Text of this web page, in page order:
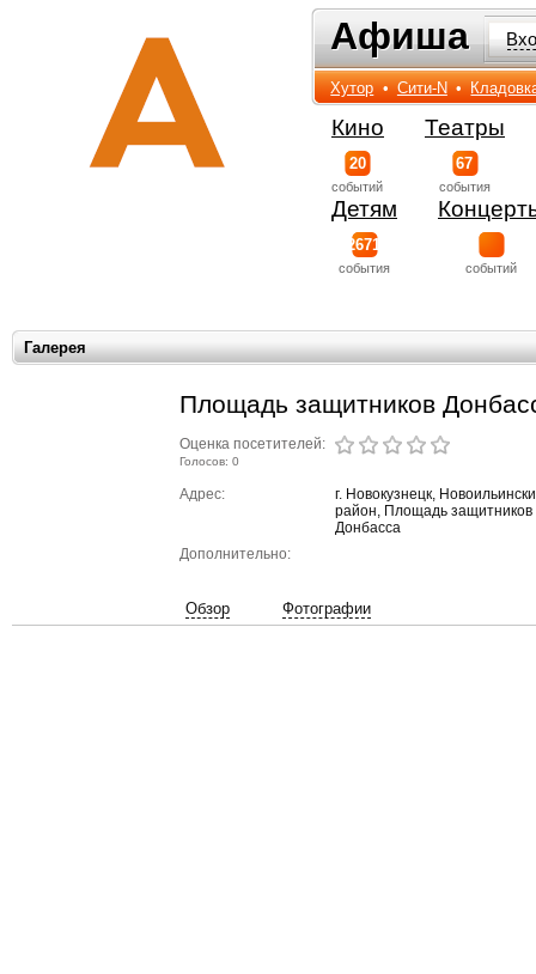
Афиша
Афиша
Хутор • Сити-N •
Кино
20
событий
Театры
67
события
Детям
2671
события событий
Галерея
Площадь защитников
Оценка посетителей:
Голосов: 0
Адрес:
г. Новокузнецк,
район, Площадь защитников
Донбасса
Дополнительно:
Обзор Фотографии